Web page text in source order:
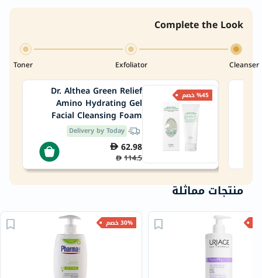
Complete the Look
Cleanser
Exfoliator
Toner
%45 خصم Dr. Althea Green Relief
Amino Hydrating Gel
Facial Cleansing Foam
100ml
Delivery by Today
62.98
114.5
منتجات مماثلة
30% خصم